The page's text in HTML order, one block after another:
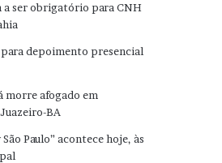
a ser obrigatório para CNH
depoimento presencial
morre afogado em
BA
Paulo” acontece hoje, às